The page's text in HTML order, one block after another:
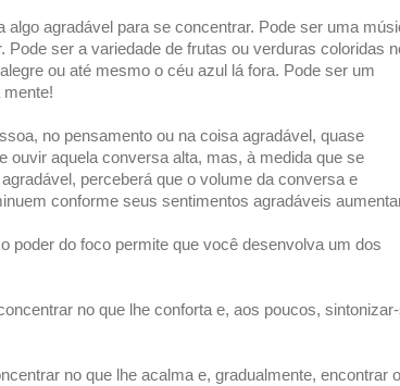
algo agradável para se concentrar. Pode ser uma
Pode ser a variedade de frutas ou verduras coloridas
ou até mesmo o céu azul lá fora. Pode ser um
mente!
no pensamento ou na coisa agradável, quase
ouvir aquela conversa alta, mas, à medida que se
perceberá que o volume da conversa e
conforme seus sentimentos agradáveis
poder do foco permite que você desenvolva um dos
no que lhe conforta e, aos poucos,
no que lhe acalma e, gradualmente, encontrar o